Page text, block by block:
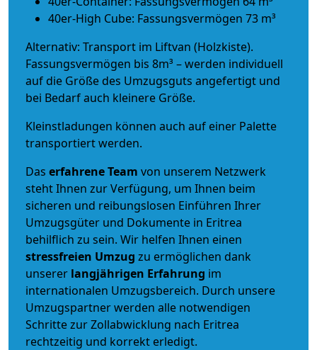
40er-High Cube: Fassungsvermögen 73 m³
Alternativ: Transport im Liftvan (Holzkiste).
Fassungsvermögen bis 8m³ – werden individuell
auf die Größe des Umzugsguts angefertigt und
bei Bedarf auch kleinere Größe.
Kleinstladungen können auch auf einer Palette
transportiert werden.
Das erfahrene Team von unserem Netzwerk
steht Ihnen zur Verfügung, um Ihnen beim
sicheren und reibungslosen Einführen Ihrer
Umzugsgüter und Dokumente in Eritrea
behilflich zu sein. Wir helfen Ihnen einen
stressfreien Umzug zu ermöglichen dank
unserer langjährigen Erfahrung im
internationalen Umzugsbereich. Durch unsere
Umzugspartner werden alle notwendigen
Schritte zur Zollabwicklung nach Eritrea
rechtzeitig und korrekt erledigt.